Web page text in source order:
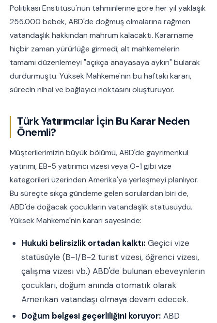
Politikası Enstitüsü'nün tahminlerine göre her yıl yaklaşık
255.000 bebek, ABD'de doğmuş olmalarına rağmen
vatandaşlık hakkından mahrum kalacaktı. Kararname
hiçbir zaman yürürlüğe girmedi; alt mahkemelerin
tamamı düzenlemeyi "açıkça anayasaya aykırı" bularak
durdurmuştu. Yüksek Mahkeme'nin bu haftaki kararı,
sürecin nihai ve bağlayıcı noktasını oluşturuyor.
Türk Yatırımcılar İçin Bu Karar Neden
Önemli?
Müşterilerimizin büyük bölümü, ABD'de gayrimenkul
yatırımı, EB-5 yatırımcı vizesi veya O-1 gibi vize
kategorileri üzerinden Amerika'ya yerleşmeyi planlıyor.
Bu süreçte sıkça gündeme gelen sorulardan biri de,
ABD'de doğacak çocukların vatandaşlık statüsüydü.
Yüksek Mahkeme'nin kararı sayesinde:
Hukuki belirsizlik ortadan kalktı: Geçici vize
statüsüyle (B-1/B-2 turist vizesi, öğrenci vizesi,
çalışma vizesi vb.) ABD'de bulunan ebeveynlerin
çocukları, doğum anında otomatik olarak
Amerikan vatandaşı olmaya devam edecek.
Doğum belgesi geçerliliğini koruyor: ABD